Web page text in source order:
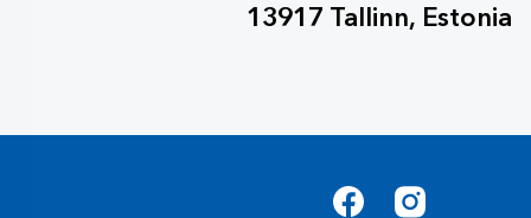
13917 Tallinn, Estonia